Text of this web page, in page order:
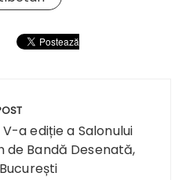
a ediție a Salonului
de Bandă Desenată,